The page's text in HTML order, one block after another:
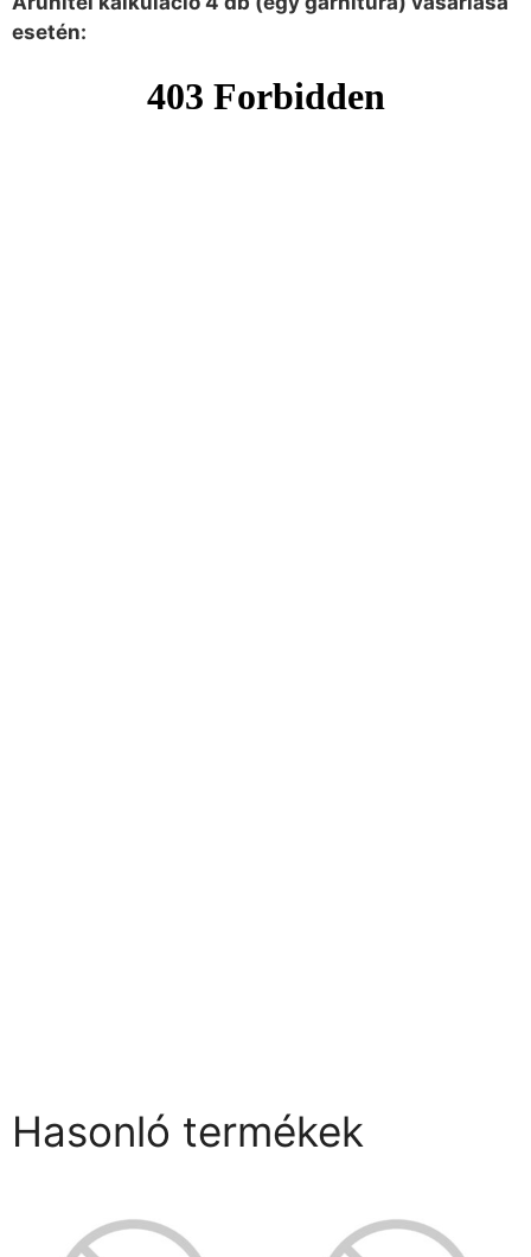
esetén:
Hasonló termékek